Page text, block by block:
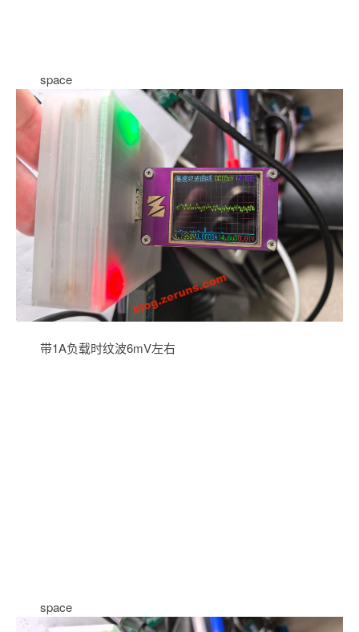
space
带1A负载时纹波6mV左右
space